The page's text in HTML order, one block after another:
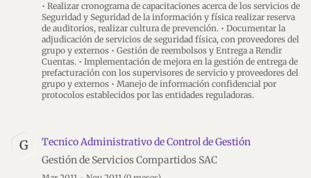
• Realizar cronograma de capacitaciones acerca de los servicios de
Seguridad y Seguridad de la información y física realizar reserva
de auditorios, realizar cultura de prevención. • Documentar la
adjudicación de servicios de seguridad física, con proveedores del
grupo y externos • Gestión de reembolsos y Entrega a Rendir
Cuentas. • Implementación de mejora en la gestión de entrega de
prefacturación con los supervisores de servicio y proveedores del
grupo y externos • Manejo de información confidencial por
protocolos establecidos por las entidades reguladoras.
G
Tecnico Administrativo de Control de Gestión
Gestión de Servicios Compartidos SAC